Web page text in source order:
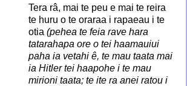
Tera râ, mai te peu e mai te reira
te huru o te oraraa i rapaeau i te
otia (pehea te feia rave hara
tatarahapa ore o tei haamauiui
paha ia vetahi ê, te mau taata mai
ia Hitler tei haapohe i te mau
mirioni taata; te ite ra anei ratou i